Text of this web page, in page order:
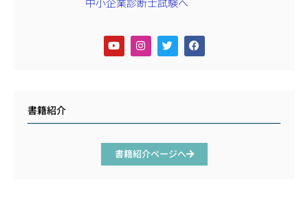
書籍紹介
書籍紹介ページへ